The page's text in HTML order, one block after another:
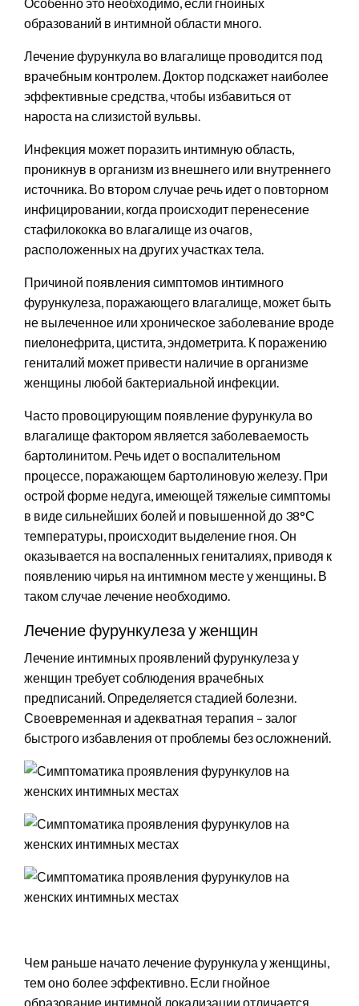
образований в интимной области много.
Лечение фурункула во влагалище проводится под
врачебным контролем. Доктор подскажет наиболее
эффективные средства, чтобы избавиться от
нароста на слизистой вульвы.
Инфекция может поразить интимную область,
проникнув в организм из внешнего или внутреннего
источника. Во втором случае речь идет о повторном
инфицировании, когда происходит перенесение
стафилококка во влагалище из очагов,
расположенных на других участках тела.
Причиной появления симптомов интимного
фурункулеза, поражающего влагалище, может быть
не вылеченное или хроническое заболевание вроде
пиелонефрита, цистита, эндометрита. К поражению
гениталий может привести наличие в организме
женщины любой бактериальной инфекции.
Часто провоцирующим появление фурункула во
влагалище фактором является заболеваемость
бартолинитом. Речь идет о воспалительном
процессе, поражающем бартолиновую железу. При
острой форме недуга, имеющей тяжелые симптомы
в виде сильнейших болей и повышенной до 38°С
температуры, происходит выделение гноя. Он
оказывается на воспаленных гениталиях, приводя к
появлению чирья на интимном месте у женщины. В
таком случае лечение необходимо.
Лечение фурункулеза у женщин
Лечение интимных проявлений фурункулеза у
женщин требует соблюдения врачебных
предписаний. Определяется стадией болезни.
Своевременная и адекватная терапия – залог
быстрого избавления от проблемы без осложнений.
Чем раньше начато лечение фурункула у женщины,
тем оно более эффективно. Если гнойное
образование интимной локализации отличается